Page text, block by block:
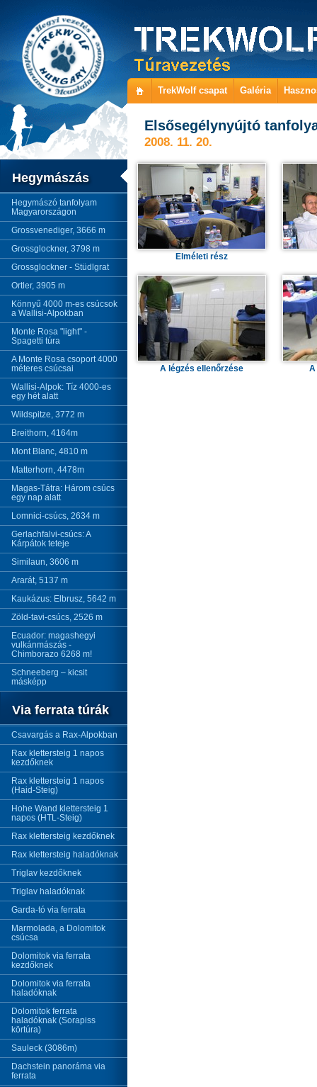
TrekWolf csapat Galéria
Hegymászás
Hegymászó tanfolyam
Magyarországon
Grossvenediger, 3666 m
Grossglockner, 3798 m
Grossglockner - Stüdlgrat
Ortler, 3905 m
Könnyű 4000 m-es csúcsok
a Wallisi-Alpokban
Monte Rosa "light" -
Spagetti túra
A Monte Rosa csoport 4000
méteres csúcsai
Wallisi-Alpok: Tíz 4000-es
egy hét alatt
Wildspitze, 3772 m
Breithorn, 4164m
Mont Blanc, 4810 m
Matterhorn, 4478m
Magas-Tátra: Három csúcs
egy nap alatt
Lomnici-csúcs, 2634 m
Gerlachfalvi-csúcs: A
Kárpátok teteje
Similaun, 3606 m
Ararát, 5137 m
Kaukázus: Elbrusz, 5642 m
Zöld-tavi-csúcs, 2526 m
Ecuador: magashegyi
vulkánmászás -
Chimborazo 6268 m!
Schneeberg – kicsit
másképp
Via ferrata túrák
Csavargás a Rax-Alpokban
Rax klettersteig 1 napos
kezdőknek
Rax klettersteig 1 napos
(Haid-Steig)
Hohe Wand klettersteig 1
napos (HTL-Steig)
Rax klettersteig kezdőknek
Rax klettersteig haladóknak
Triglav kezdőknek
Triglav haladóknak
Garda-tó via ferrata
Marmolada, a Dolomitok
csúcsa
Dolomitok via ferrata
kezdőknek
Dolomitok via ferrata
haladóknak
Dolomitok ferrata
haladóknak (Sorapiss
körtúra)
Sauleck (3086m)
Dachstein panoráma via
ferrata
Elsősegélynyújtó
2008. 11. 20.
Elméleti rész
A légzés ellenőrzése A